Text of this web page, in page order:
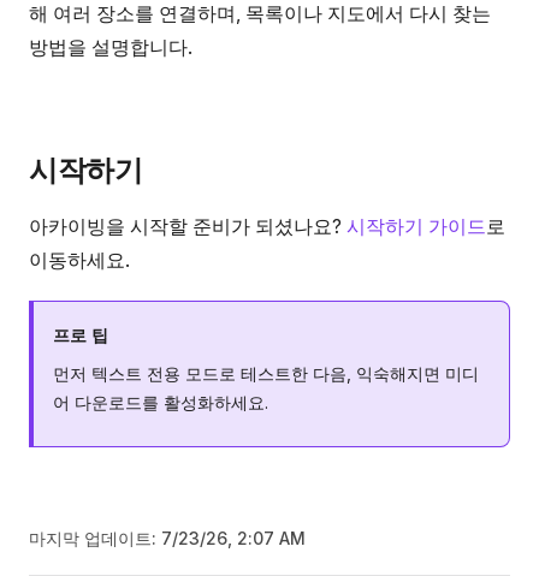
해 여러 장소를 연결하며, 목록이나 지도에서 다시 찾는
방법을 설명합니다.
시작하기
아카이빙을 시작할 준비가 되셨나요? 시작하기 가이드로
이동하세요.
프로 팁
먼저 텍스트 전용 모드로 테스트한 다음, 익숙해지면 미디
어 다운로드를 활성화하세요.
마지막 업데이트: 7/23/26, 2:07 AM